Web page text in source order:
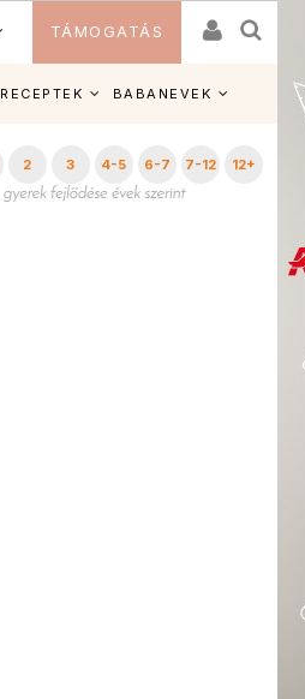
TÁMOGATÁS
RECEPTEK BABANEVEK
2 3 4-5 6-7 7-12 12+